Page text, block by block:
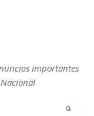
importantes